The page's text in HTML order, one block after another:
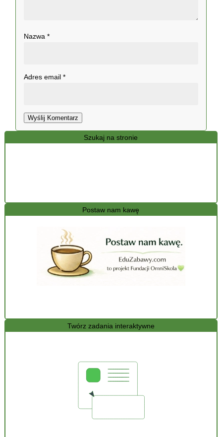
Szukaj na stronie
Postaw nam kawę
Twórz zadania interaktywne
Nazwa*
Adres email*
Wyślij Komentarz